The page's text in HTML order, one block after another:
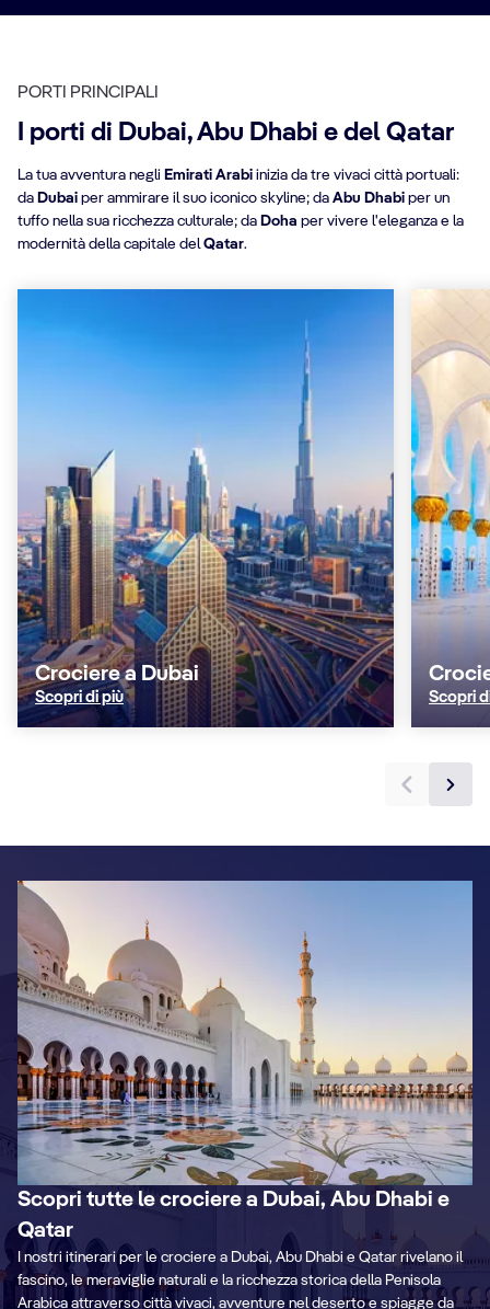
PORTI PRINCIPALI
I porti di Dubai, Abu Dhabi e del Qatar
La tua avventura negli Emirati Arabi inizia da tre vivaci città portuali:
da Dubai per ammirare il suo iconico skyline; da Abu Dhabi per un
tuffo nella sua ricchezza culturale; da Doha per vivere l'eleganza e la
modernità della capitale del Qatar.
Crociere a Dubai
Scopri di più Scopri
Scopri tutte le crociere a Dubai, Abu Dhabi e
Qatar
I nostri itinerari per le crociere a Dubai, Abu Dhabi e Qatar rivelano il
fascino, le meraviglie naturali e la ricchezza storica della Penisola
Arabica attraverso città vivaci, avventure nel deserto e spiagge da